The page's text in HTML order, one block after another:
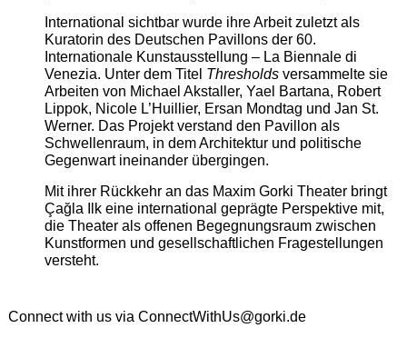
International sichtbar wurde ihre Arbeit zuletzt als
Kuratorin des Deutschen Pavillons der 60.
Internationale Kunstausstellung – La Biennale di
Venezia. Unter dem Titel Thresholdsversammelte sie
Arbeiten von Michael Akstaller, Yael Bartana, Robert
Lippok, Nicole L’Huillier, Ersan Mondtag und Jan St.
Werner. Das Projekt verstand den Pavillon als
Schwellenraum, in dem Architektur und politische
Gegenwart ineinander übergingen.
Mit ihrer Rückkehr an das Maxim Gorki Theater bringt
Çağla Ilk eine international geprägte Perspektive mit,
die Theater als offenen Begegnungsraum zwischen
Kunstformen und gesellschaftlichen Fragestellungen
versteht.
Connect with us via ConnectWithUs@gorki.de